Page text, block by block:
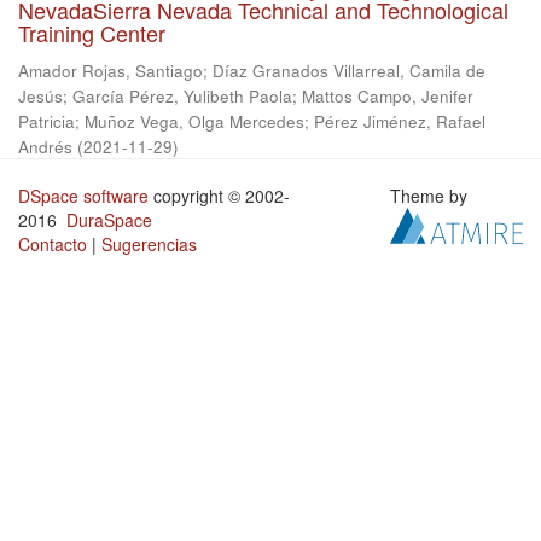
NevadaSierra Nevada Technical and Technological
Training Center
Amador Rojas, Santiago; Díaz Granados Villarreal, Camila de
Jesús; García Pérez, Yulibeth Paola; Mattos Campo, Jenifer
Patricia; Muñoz Vega, Olga Mercedes; Pérez Jiménez, Rafael
Andrés (2021-11-29)
DSpace software copyright © 2002-
2016 DuraSpace
Contacto | Sugerencias
Theme by